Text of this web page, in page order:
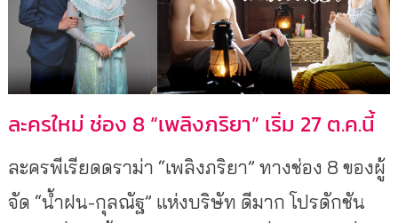
ละครใหม่ ช่อง 8 “เพลิงภริยา” เริ่ม 27 ต.ค.นี้
ละครพีเรียดดราม่า “เพลิงภริยา” ทางช่อง 8 ของผู้
จัด “น้ำฝน-กุลณัฐ” แห่งบริษัท ดีมาก โปรดักชัน